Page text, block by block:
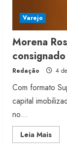
Varejo
Morena
consignado
Redação 4
Com formato
capital
no...
Leia MaisRead
more